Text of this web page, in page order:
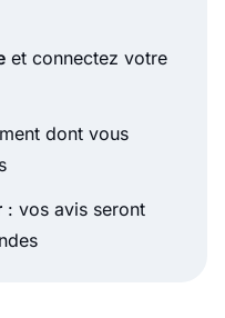
et connectez votre
dont vous
: vos avis seront